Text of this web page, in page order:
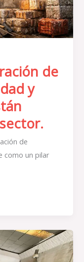
de
y
de
como un pilar